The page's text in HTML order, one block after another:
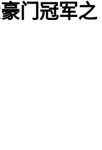
门冠军之